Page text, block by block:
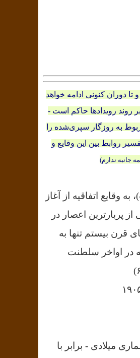
دوران کنونی ادامه خواهد
رویدادها حاکم است -
به روزگار سپری‌شده را
روابط بین‌ این وقایع و
جانبه ندارم)
وقایع اتفاقیه از آغاز
پربارترین اعصار در
رسیده‌ایم. از رویدادهای قرن بیستم تنها به
در اواخر سلطنت
خدایان مدرن، از سال ۱۹۰۱ تا ۲۰۰۰ در گاه‌شماری میلادی - برابر با